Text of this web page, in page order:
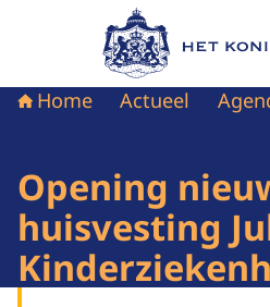
Naar de homepage
Home Actueel
Opening
huisvesting